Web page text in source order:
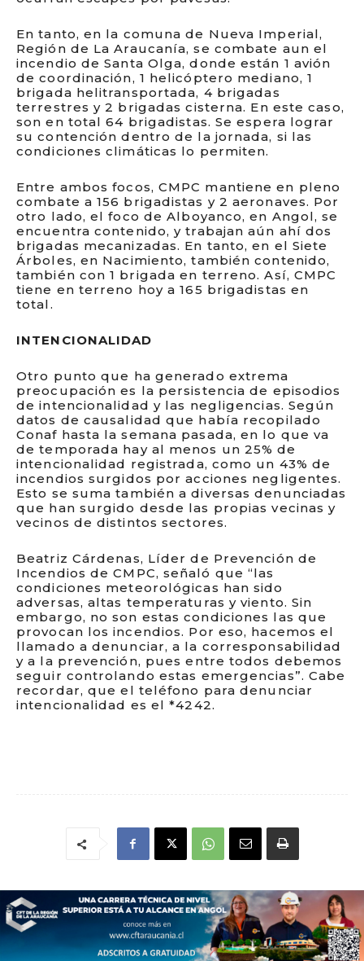
En tanto, en la comuna de Nueva Imperial,
Región de La Araucanía, se combate aun el
incendio de Santa Olga, donde están 1 avión
de coordinación, 1 helicóptero mediano, 1
brigada helitransportada, 4 brigadas
terrestres y 2 brigadas cisterna. En este caso,
son en total 64 brigadistas. Se espera lograr
su contención dentro de la jornada, si las
condiciones climáticas lo permiten.
Entre ambos focos, CMPC mantiene en pleno
combate a 156 brigadistas y 2 aeronaves. Por
otro lado, el foco de Alboyanco, en Angol, se
encuentra contenido, y trabajan aún ahí dos
brigadas mecanizadas. En tanto, en el Siete
Árboles, en Nacimiento, también contenido,
también con 1 brigada en terreno. Así, CMPC
tiene en terreno hoy a 165 brigadistas en
total.
INTENCIONALIDAD
Otro punto que ha generado extrema
preocupación es la persistencia de episodios
de intencionalidad y las negligencias. Según
datos de causalidad que había recopilado
Conaf hasta la semana pasada, en lo que va
de temporada hay al menos un 25% de
intencionalidad registrada, como un 43% de
incendios surgidos por acciones negligentes.
Esto se suma también a diversas denunciadas
que han surgido desde las propias vecinas y
vecinos de distintos sectores.
Beatriz Cárdenas, Líder de Prevención de
Incendios de CMPC, señaló que “las
condiciones meteorológicas han sido
adversas, altas temperaturas y viento. Sin
embargo, no son estas condiciones las que
provocan los incendios. Por eso, hacemos el
llamado a denunciar, a la corresponsabilidad
y a la prevención, pues entre todos debemos
seguir controlando estas emergencias”. Cabe
recordar, que el teléfono para denunciar
intencionalidad es el *4242.